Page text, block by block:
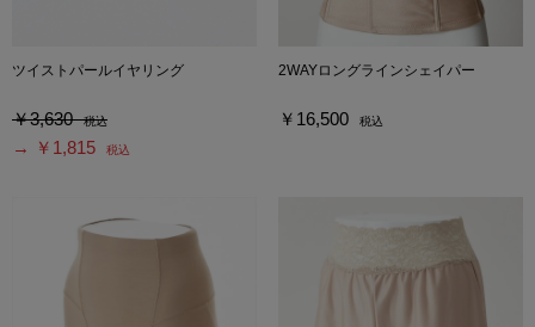
ツイストパールイヤリング
￥3,630 税込
→ ￥1,815 税込
2WAYロングラインシェイパー
￥16,500 税込